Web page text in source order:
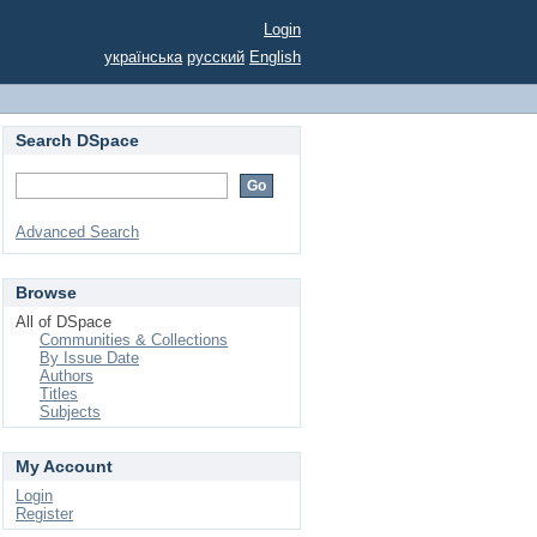
Login
українська русский English
Search DSpace
Advanced Search
Browse
All of DSpace
Communities & Collections
By Issue Date
Authors
Titles
Subjects
My Account
Login
Register